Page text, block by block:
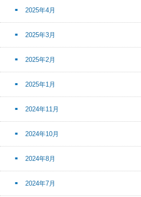
2025年4月
2025年3月
2025年2月
2025年1月
2024年11月
2024年10月
2024年8月
2024年7月